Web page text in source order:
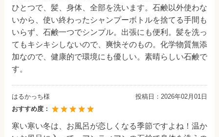
ひとつで、髪、身体、全部を洗います。石鹸以外使わな
いから、使い終わったシャンプーボトルを捨てる手間も
いらず、石鹸一つでシンプル。出張にも便利。髪を洗っ
てもキシキシしないので、爽快そのもの。化学物質無添
加なので、健康的で環境にも優しい。素晴らしい石鹸で
す。
はるかっち様 投稿日： 2026年02月01日
おすすめ度：
寒い寒い冬は、お風呂が恋しくなる季節ですよね！温か